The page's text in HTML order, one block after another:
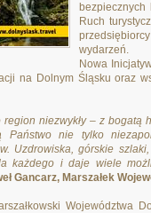
bezpiecznych
Ruch
wydarzeń.
Nowa
na Dolnym Śląsku oraz
niezwykły – z bogatą
Państwo nie tylko
Uzdrowiska, górskie
każdego i daje wiele
Gancarz, Marszałek
Województwa